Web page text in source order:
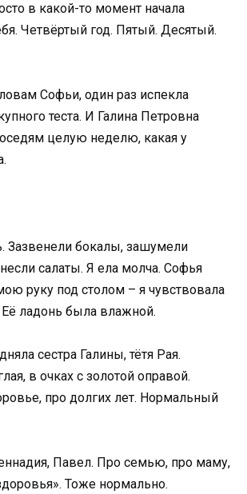
в какой-то момент начала
Четвёртый год. Пятый. Десятый.
Софьи, один раз испекла
теста. И Галина Петровна
целую неделю, какая у
Зазвенели бокалы, зашумели
салаты. Я ела молча. Софья
руку под столом – я чувствовала
ладонь была влажной.
сестра Галины, тётя Рая.
в очках с золотой оправой.
про долгих лет. Нормальный
Павел. Про семью, про маму,
Тоже нормально.